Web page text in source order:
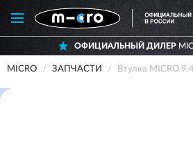
ОФИЦИАЛЬНЫЙ ДИЛЕР
MICRO ЗАПЧАСТИ Втулка MICRO